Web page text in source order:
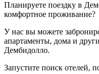
Планируете поездку в
комфортное проживание?
У нас вы можете
апартаменты, дома и
Дембидолло.
Запустите поиск отелей,